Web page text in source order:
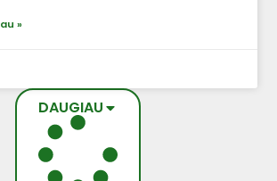
»
DAUGIAU